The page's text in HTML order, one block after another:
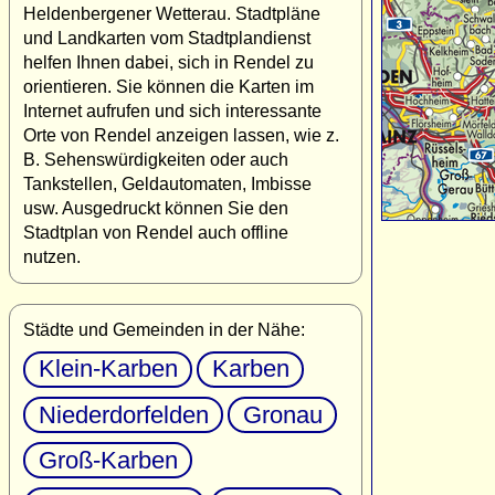
Heldenbergener Wetterau. Stadtpläne
und Landkarten vom Stadtplandienst
helfen Ihnen dabei, sich in Rendel zu
orientieren. Sie können die Karten im
Internet aufrufen und sich interessante
Orte von Rendel anzeigen lassen, wie z.
B. Sehenswürdigkeiten oder auch
Tankstellen, Geldautomaten, Imbisse
usw. Ausgedruckt können Sie den
Stadtplan von Rendel auch offline
nutzen.
Städte und Gemeinden in der Nähe:
Klein-Karben
Karben
Niederdorfelden
Gronau
Groß-Karben